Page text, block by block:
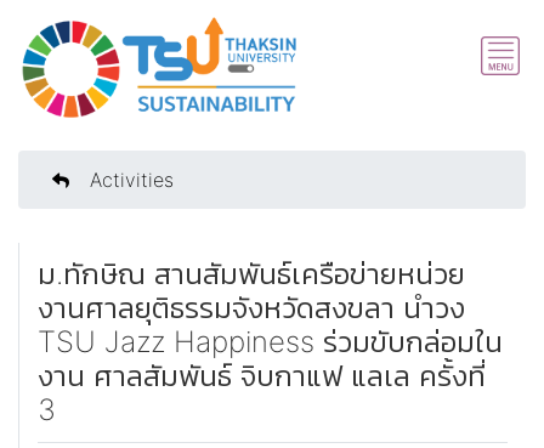
Activities
ม.ทักษิณ สานสัมพันธ์เครือข่ายหน่วย
งานศาลยุติธรรมจังหวัดสงขลา นำวง
TSU Jazz Happiness ร่วมขับกล่อมใน
งาน ศาลสัมพันธ์ จิบกาแฟ แลเล ครั้งที่
3